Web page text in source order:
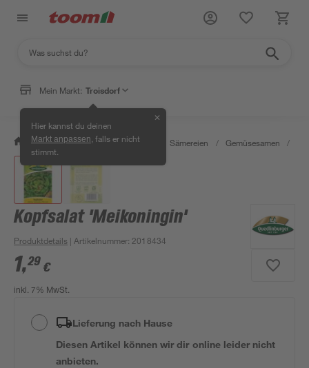
Mein Markt: Troisdorf
Hier kannst du deinen
Markt anpassen , falls er nicht
stimmt.
✕
/ Garten & Freizeit / Pflanzen Sämereien / Gemüsesamen /
Kopfsalat 'Meikoningin'
Produktdetails | Artikelnummer: 2018434
1,29 €
inkl. 7% MwSt.
Lieferung nach Hause
Diesen Artikel können wir dir online leider nicht
anbieten.